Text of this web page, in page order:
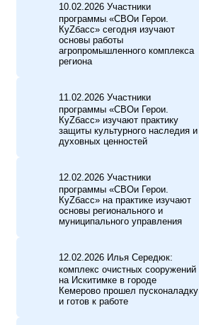
10.02.2026 Участники
программы «СВОи Герои.
КуZбасс» сегодня изучают
основы работы
агропромышленного комплекса
региона
11.02.2026 Участники
программы «СВОи Герои.
КуZбасс» изучают практику
защиты культурного наследия и
духовных ценностей
12.02.2026 Участники
программы «СВОи Герои.
КуZбасс» на практике изучают
основы регионального и
муниципального управления
12.02.2026 Илья Середюк:
комплекс очистных сооружений
на Искитимке в городе
Кемерово прошел пусконаладку
и готов к работе